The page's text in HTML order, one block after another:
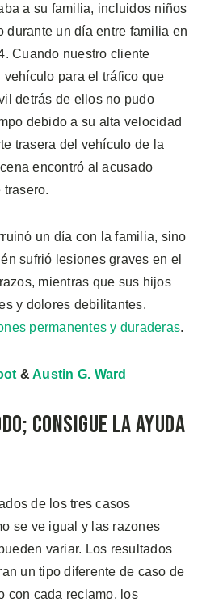
a su familia, incluidos niños
durante un día entre familia en
Cuando nuestro cliente
para el tráfico que
detrás de ellos no pudo
debido a su alta velocidad
trasera del vehículo de la
encontró al acusado
un día con la familia, sino
sufrió lesiones graves en el
mientras que sus hijos
y dolores debilitantes.
permanentes y duraderas.
& Austin G. Ward
CONSIGUE LA AYUDA
de los tres casos
se ve igual y las razones
variar. Los resultados
un tipo diferente de caso de
con cada reclamo, los